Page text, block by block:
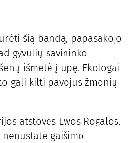
šią bandą, papasakojo
gyvulių savininko
išmetė į upę. Ekologai
gali kilti pavojus žmonių
atstovės Ewos Rogalos,
gaišimo